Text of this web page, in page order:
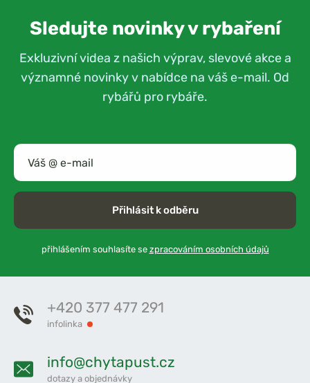
Sledujte novinky v rybaření
Exkluzivní videa z našich výprav, slevové akce a
významné novinky v nabídce na váš e-mail. Od
rybářů pro rybáře.
Přihlásit k odběru
přihlášením souhlasíte se zpracováním osobních údajů
+420 377 477 291
infolinka
info@chytapust.cz
dotazy a objednávky